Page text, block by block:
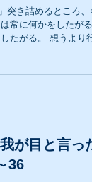
突き詰めるところ、
常に何かをしたがる
たがる。 想うより
、「やってる観」は
の急先鋒である。...
が目と言った
36